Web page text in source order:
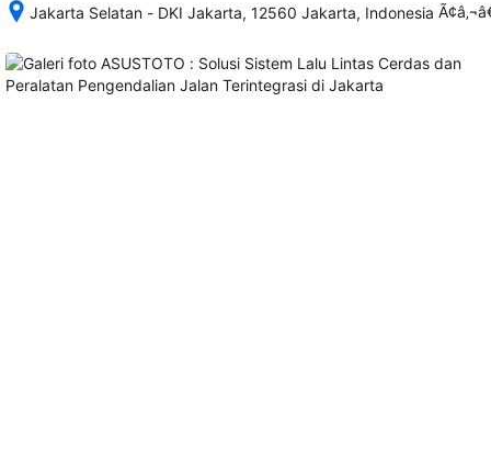
Jakarta Selatan - DKI Jakarta, 12560 Jakarta, Indonesia
memesan,
semua